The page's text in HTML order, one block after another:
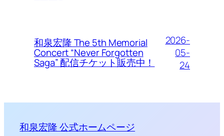
和泉宏隆 The 5th Memorial
Concert “Never Forgotten
Saga” 配信チケット販売中！
2026-
05-
24
和泉宏隆 公式ホームページ